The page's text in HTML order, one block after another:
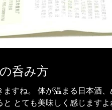
呑み方
いですね... 同じお酒でも
と とても美味しく感じます